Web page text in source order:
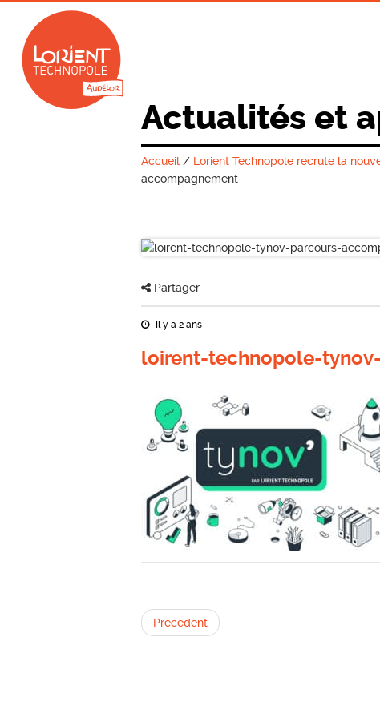
Actualités et
Accueil / Lorient Technopole recrute la
accompagnement
Partager
Il y a 2 ans
loirent-technopole-
Précédent